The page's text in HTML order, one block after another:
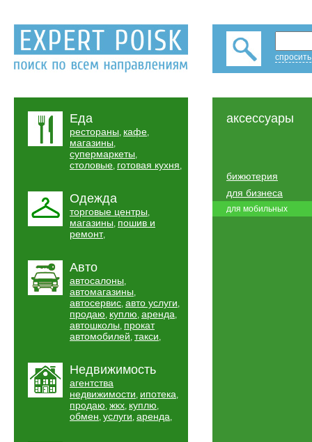
Еда
рестораны, кафе,
магазины,
супермаркеты,
столовые, готовая кухня,
Одежда
торговые центры,
магазины, пошив и
ремонт,
Авто
автосалоны,
автомагазины,
автосервис, авто услуги,
продаю, куплю, аренда,
автошколы, прокат
автомобилей, такси,
Недвижимость
агентства
недвижимости, ипотека,
продаю, жкх, куплю,
обмен, услуги, аренда,
аксессуары
бижютерия
для бизнеса
для мобильных